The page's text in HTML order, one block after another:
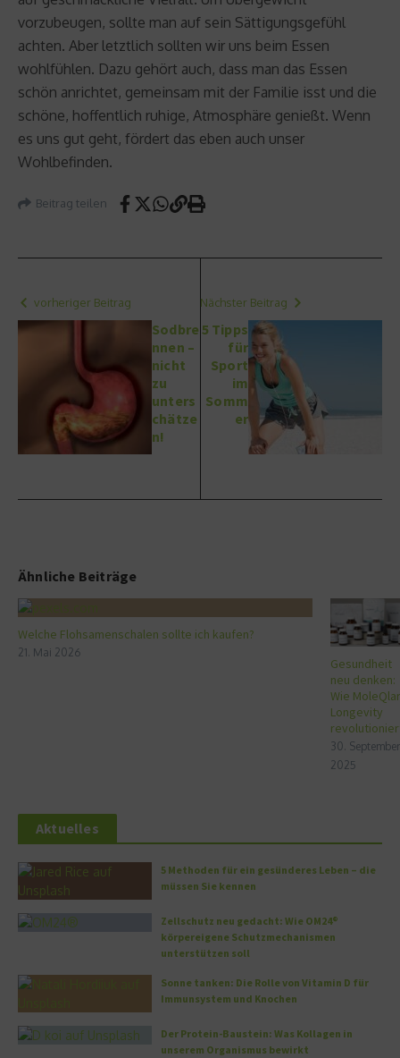
vorzubeugen, sollte man auf sein Sättigungsgefühl
achten. Aber letztlich sollten wir uns beim Essen
wohlfühlen. Dazu gehört auch, dass man das Essen
schön anrichtet, gemeinsam mit der Familie isst und die
schöne, hoffentlich ruhige, Atmosphäre genießt. Wenn
es uns gut geht, fördert das eben auch unser
Wohlbefinden.
Beitrag teilen
vorheriger Beitrag
Sodbre
nnen –
nicht
zu
unters
chätze
n!
Nächster Beitrag
5 Tipps
für
Sport
im
Somm
er
Ähnliche Beiträge
Welche Flohsamenschalen sollte ich kaufen?
21. Mai 2026
Gesundheit
neu denken:
Wie MoleQlar
Longevity
30. September
2025
Aktuelles
5 Methoden für ein gesünderes Leben – die
müssen Sie kennen
Zellschutz neu gedacht: Wie OM24®
körpereigene Schutzmechanismen
unterstützen soll
Sonne tanken: Die Rolle von Vitamin D für
Immunsystem und Knochen
Der Protein-Baustein: Was Kollagen in
unserem Organismus bewirkt